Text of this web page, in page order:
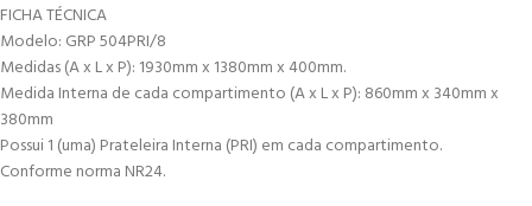
FICHA TÉCNICA
Modelo: GRP 504PRI/8
Medidas (A x L x P): 1930mm x 1380mm x 400mm.
Medida Interna de cada compartimento (A x L x P): 860mm x 340mm x
380mm
Possui 1 (uma) Prateleira Interna (PRI) em cada compartimento.
Conforme norma NR24.